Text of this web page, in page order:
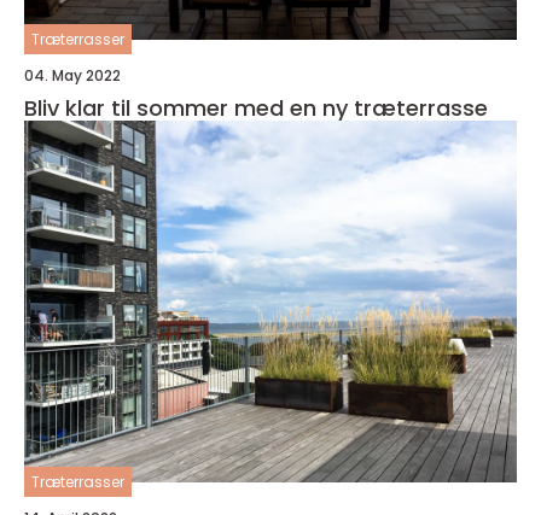
Træterrasser
04. May 2022
Bliv klar til sommer med en ny træterrasse
Træterrasser